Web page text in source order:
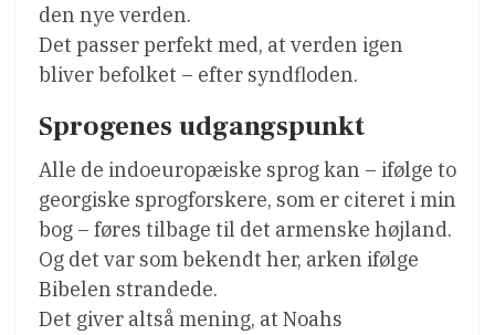
den nye verden.
Det passer perfekt med, at verden igen
bliver befolket – efter syndfloden.
Sprogenes udgangspunkt
Alle de indoeuropæiske sprog kan – ifølge to
georgiske sprogforskere, som er citeret i min
bog – føres tilbage til det armenske højland.
Og det var som bekendt her, arken ifølge
Bibelen strandede.
Det giver altså mening, at Noahs